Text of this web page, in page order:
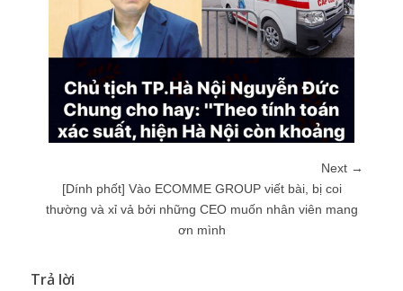
Next →
[Dính phốt] Vào ECOMME GROUP viết bài, bị coi
thường và xỉ vả bởi những CEO muốn nhân viên mang
ơn mình
Trả lời